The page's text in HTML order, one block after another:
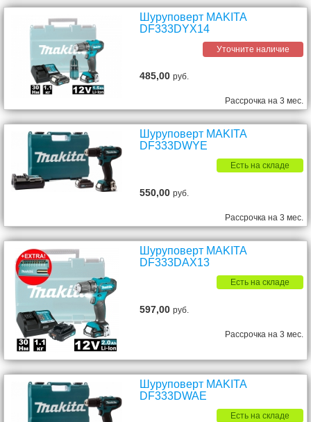
Шуруповерт MAKITA
DF333DYX14
Уточните наличие
485,00руб.
Рассрочка на 3 мес.
Шуруповерт MAKITA
DF333DWYE
Есть на складе
550,00руб.
Рассрочка на 3 мес.
Шуруповерт MAKITA
DF333DAX13
Есть на складе
597,00руб.
Рассрочка на 3 мес.
Шуруповерт MAKITA
DF333DWAE
Есть на складе